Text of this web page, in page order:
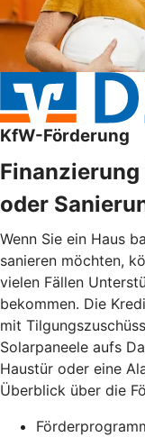
KfW-Förderung
oder
Wenn Sie ein Haus
sanieren möchten,
vielen Fällen
bekommen. Die
mit
Solarpaneele aufs
Haustür oder eine
Überblick über die